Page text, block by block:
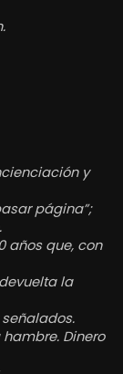
y
página”;
años que, con
la
Dinero